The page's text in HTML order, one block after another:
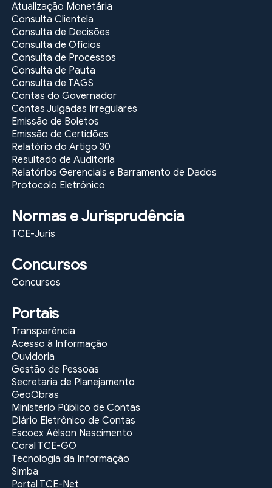
Atualização Monetária
Consulta Clientela
Consulta de Decisões
Consulta de Ofícios
Consulta de Processos
Consulta de Pauta
Consulta de TAGS
Contas do Governador
Contas Julgadas Irregulares
Emissão de Boletos
Emissão de Certidões
Relatório do Artigo 30
Resultado de Auditoria
Relatórios Gerenciais e Barramento de Dados
Protocolo Eletrônico
Normas e Jurisprudência
TCE-Juris
Concursos
Concursos
Portais
Transparência
Acesso à Informação
Ouvidoria
Gestão de Pessoas
Secretaria de Planejamento
GeoObras
Ministério Público de Contas
Diário Eletrônico de Contas
Escoex Aélson Nascimento
Coral TCE-GO
Tecnologia da Informação
Simba
Portal TCE-Net